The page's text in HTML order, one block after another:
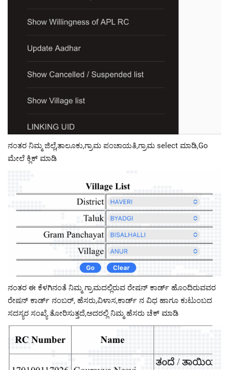
ನಂತರ ನಿಮ್ಮ ಜಿಲ್ಲೆ,ತಾಲೂಕು,ಗ್ರಾಮ ಪಂಚಾಯತಿ,ಗ್ರಾಮ select ಮಾಡಿ,Go
ಮೇಲೆ ಕ್ಲಿಕ್ ಮಾಡಿ
ನಂತರ ಈ ಕೆಳಗಿನಂತೆ ನಿಮ್ಮ ಗ್ರಾಮದಲ್ಲಿರುವ ರೇಷನ್ ಕಾರ್ಡ್ ಹೊಂದಿರುವವರ
ರೇಷನ್ ಕಾರ್ಡ್ ನಂಬರ್, ಹೆಸರು,ವಿಳಾಸ,ಕಾರ್ಡ್ ನ ವಿಧ ಹಾಗೂ ಕುಟುಂಬದ
ಸದಸ್ಯರ ಸಂಖ್ಯೆ ತೋರಿಸುತ್ತದೆ,ಅದರಲ್ಲಿ ನಿಮ್ಮ ಹೆಸರು ಚೆಕ್ ಮಾಡಿ